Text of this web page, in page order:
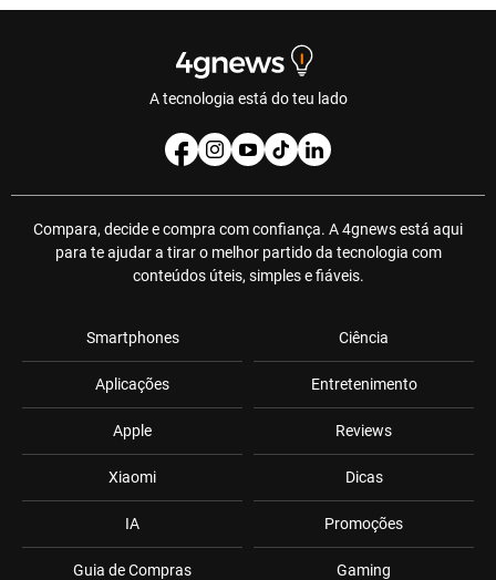
A tecnologia está do teu lado
Compara, decide e compra com confiança. A 4gnews está aqui
para te ajudar a tirar o melhor partido da tecnologia com
conteúdos úteis, simples e fiáveis.
Smartphones
Aplicações
Apple
Xiaomi
IA
Guia de Compras
Ciência
Entretenimento
Reviews
Dicas
Promoções
Gaming